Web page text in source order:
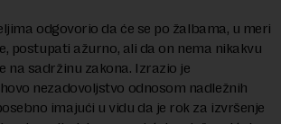
odgovorio da će se po žalbama, u meri
postupati ažurno, ali da on nema nikakvu
na sadržinu zakona. Izrazio je
nezadovoljstvo odnosom nadležnih
imajući u vidu da je rok za izvršenje